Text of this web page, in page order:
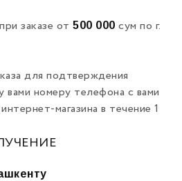
заказе от 500 000 сум по г.
для подтверждения
вами номеру телефона с вами
магазина в течение 1